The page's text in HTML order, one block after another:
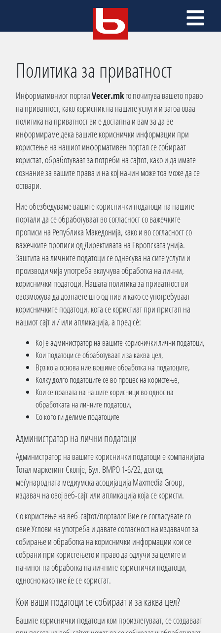
Политика за приватност
Информативниот порталVecer.mkго почитува вашето право
на приватност, како корисник на нашите услуги и затоа оваа
политика на приватност ви е достапна и вам за да ве
информираме дека вашите кориснички информации при
користење на нашиот информативен портал се собираат
користат, обработуваат за потреби на сајтот, како и да имате
сознание за вашите права и на кој начин може тоа може да се
оствари.
Ние обезбедуваме вашите кориснички податоци на нашите
портали да се обработуваат во согласност со важечките
прописи на Република Македонија, како и во согласност со
важечките прописи од Директивата на Европската унија.
Заштита на личните податоци се однесува на сите услуги и
производи чија употреба вклучува обработка на лични,
кориснички податоци. Нашата политика за приватност ви
овозможува да дознаете што од нив и како се употребуваат
корисничките податоци, кога се користиат при пристап на
нашиот сајт и / или апликација, а пред сѐ:
Кој е администратор на вашите кориснички лични податоци,
Кои податоци се обработуваат и за каква цел,
Врз која основа ние вршиме обработка на податоците,
Колку долго податоците се во процес на користење,
Кои се правата на нашите корисници во однос на
обработката на личните податоци,
Со кого ги делиме податоците
Администратор на лични податоци
Администратор на вашите кориснички податоци е компанијата
Тотал маркетинг Скопје, Бул. ВМРО 1-6/22, дел од
меѓународната медиумска асоцијација Maxmedia Group,
издавач на овој веб-сајт или апликација која се користи.
Со користење на веб-сајтот/порталот Вие се согласувате со
овие Услови на употреба и давате согласност на издавачот за
собирање и обработка на кориснички информации кои се
собрани при користењето и право да одлучи за целите и
начинот на обработка на личните кориснички податоци,
односно како тие ќе се користат.
Кои ваши податоци се собираат и за каква цел?
Вашите кориснички податоци кои произлегуваат, се создаваат